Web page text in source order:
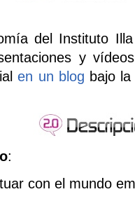
del Instituto
y
en un blog bajo
:
con el mundo